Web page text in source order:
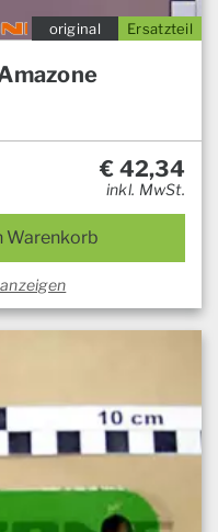
Ersatzteil
original
€ 42,34
inkl. MwSt.
Warenkorb